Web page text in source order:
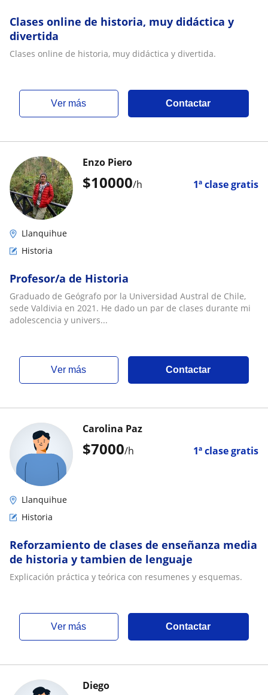
Clases online de historia, muy didáctica y
divertida
Clases online de historia, muy didáctica y divertida.
ver más Contactar
$10000/h 1ª clase gratis
Enzo Piero
Llanquihue
Historia
Profesor/a de Historia
Graduado de Geógrafo por la Universidad Austral de Chile,
sede Valdivia en 2021. He dado un par de clases durante mi
adolescencia y univers...
ver más Contactar
$7000/h 1ª clase gratis
Carolina Paz
Llanquihue
Historia
Reforzamiento de clases de enseñanza media
de historia y tambien de lenguaje
Explicación práctica y teórica con resumenes y esquemas.
ver más Contactar
Diego